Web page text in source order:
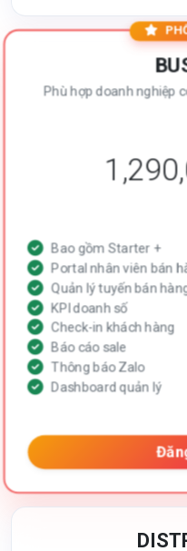
Phù hợp doanh nghiệp
Bao gồm Starter +
Portal nhân viên bán
Quản lý tuyến bán
KPI doanh số
Check-in khách hàng
Báo cáo sale
Thông báo Zalo
Dashboard quản lý